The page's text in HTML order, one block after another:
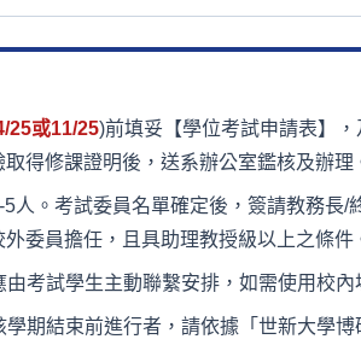
25或11/25)前填妥【學位考試申請表】
得修課證明後，送系辦公室鑑核及辦理
人。考試委員名單確定後，簽請教務長/
委員擔任，且具助理教授級以上之條件
考試學生主動聯繫安排，如需使用校內
期結束前進行者，請依據「世新大學